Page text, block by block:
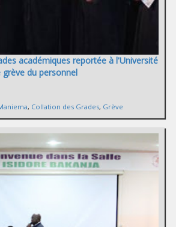
académiques reportée à l'Université
du personnel
, Collation des Grades, Grève